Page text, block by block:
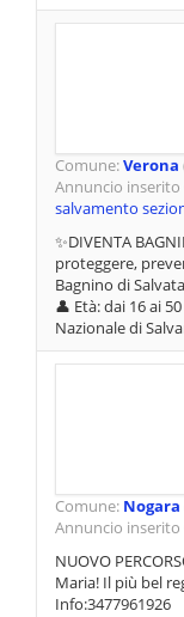
Comune:Verona
Annuncio inserito
salvamento
✨DIVENTA
proteggere,
Bagnino di
👤 Età: dai 16 ai
Nazionale di
Comune: Nogara
Annuncio inserito
NUOVO
Maria! Il più bel
Info:3477961926